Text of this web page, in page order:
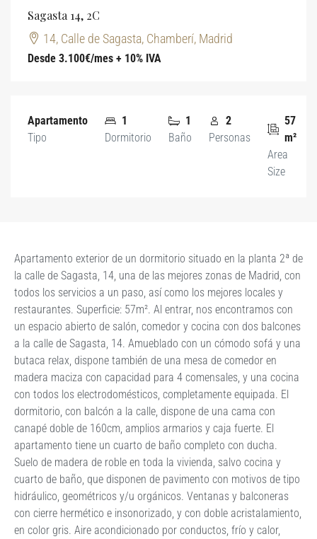
Sagasta 14, 2C
14, Calle de Sagasta, Chamberí, Madrid
Desde 3.100€/mes + 10% IVA
Apartamento
Tipo
1
Dormitorio
1
Baño
2
Personas
57
m²
Area
Size
Apartamento exterior de un dormitorio situado en la planta 2ª de
la calle de Sagasta, 14, una de las mejores zonas de Madrid, con
todos los servicios a un paso, así como los mejores locales y
restaurantes. Superficie: 57m². Al entrar, nos encontramos con
un espacio abierto de salón, comedor y cocina con dos balcones
a la calle de Sagasta, 14. Amueblado con un cómodo sofá y una
butaca relax, dispone también de una mesa de comedor en
madera maciza con capacidad para 4 comensales, y una cocina
con todos los electrodomésticos, completamente equipada. El
dormitorio, con balcón a la calle, dispone de una cama con
canapé doble de 160cm, amplios armarios y caja fuerte. El
apartamento tiene un cuarto de baño completo con ducha.
Suelo de madera de roble en toda la vivienda, salvo cocina y
cuarto de baño, que disponen de pavimento con motivos de tipo
hidráulico, geométricos y/u orgánicos. Ventanas y balconeras
con cierre hermético e insonorizado, y con doble acristalamiento,
en color gris. Aire acondicionado por conductos, frío y calor,